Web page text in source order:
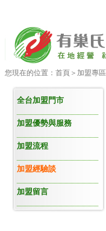
您現在的位置： 首頁 ＞ 加盟專區
全台加盟門市
加盟優勢與服務
加盟流程
加盟經驗談
加盟留言